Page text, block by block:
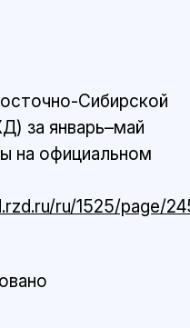
Сибирской
за январь–май
на официальном
ru/1525/page/